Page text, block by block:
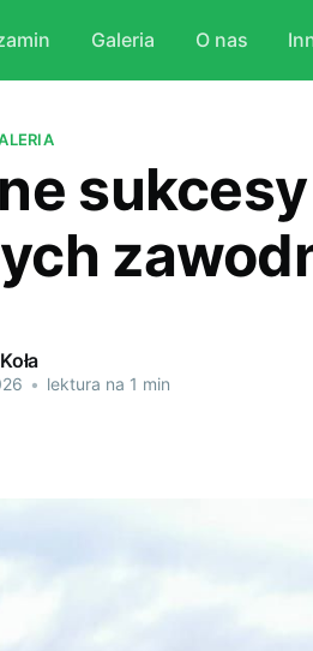
Galeria O nas
• lektura na 1 min